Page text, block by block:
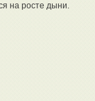
на росте дыни.